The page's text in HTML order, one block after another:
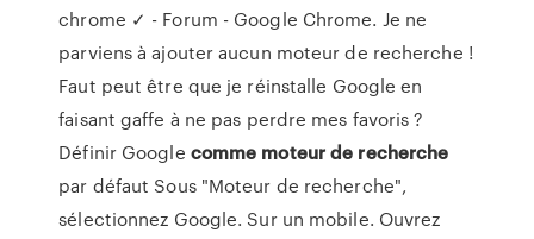
chrome ✓ - Forum - Google Chrome. Je ne
parviens à ajouter aucun moteur de recherche !
Faut peut être que je réinstalle Google en
faisant gaffe à ne pas perdre mes favoris ?
Définir Google comme moteurde recherche
par défaut Sous "Moteur de recherche",
sélectionnez Google. Sur un mobile. Ouvrez